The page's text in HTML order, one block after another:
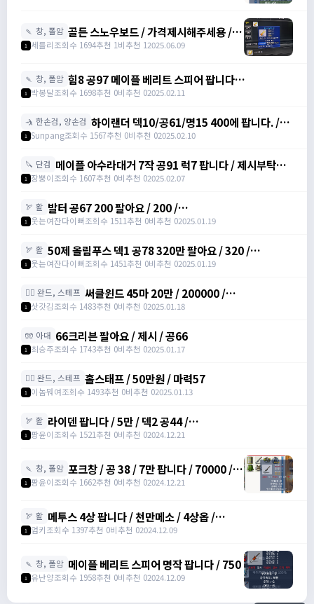
https://open.kakao.com/o/sdHYKEcg
🍡 창, 폴암 골든 스노우보드 / 가격제시해주세용 / 골
든 스노우보드 3강 STR3 공격력60 /
1 세를리조회수 1694추천 1비추천 12025.06.09
🍡 창, 폴암 힘8 공97 메이플 베리트 스피어 팝니다
https://open.kakao.com/o/gZBfyJ6f /
1 박봉달조회수 1698추천 0비추천 02025.02.11
🤺 한손검, 양손검 하이랜더 덱10/공61/명15 400에 팝니다. /
4000000
1 Sunpang조회수 1567추천 0비추천 02025.02.10
🔪 단검 메이플 아수라대거 7작 공91 럭7 팝니다 / 제시부탁드
려요 / 아수라대거
1 장뿡이조회수 1607추천 0비추천 02025.02.07
🏹 활 발터 공67 200 팔아요 / 200 /
https://open.kakao.com/o/sudvnjbh
1 웃는여잔다이뻐조회수 1511추천 0비추천 02025.01.19
🏹 활 50제 올림푸스 덱1 공78 320만 팔아요 / 320 /
https://open.kakao.com/o/sudvnjbh
1 웃는여잔다이뻐조회수 1451추천 0비추천 02025.01.19
🧙‍♀️ 완드, 스테프 써클윈드 45마 20만 / 200000 /
https://open.kakao.com/o/sqsdWdbh
1 삿갓김조회수 1483추천 0비추천 02025.01.18
🧤 아대 66크리븐 팔아요 / 제시 / 공66
1 최승주조회수 1743추천 0비추천 02025.01.17
🧙‍♀️ 완드, 스테프 홀스태프 / 50만원 / 마력57
1 이놈뭐여조회수 1493추천 0비추천 02025.01.13
🏹 활 라이덴 팝니다 / 5만 / 덱2 공44 /
https://open.kakao.com/o/szTBqf6g
1 팡윤이조회수 1521추천 0비추천 02024.12.21
🍡 창, 폴암 포크창 / 공 38 / 7만 팝니다 / 70000 /
포크 창 /
https://open.kakao.com/o/szTBqf6g
1 팡윤이조회수 1662추천 0비추천 02024.12.21
🏹 활 메투스 4상 팝니다 / 천만메소 / 4상옵 /
https://open.kakao.com/o/srDmv3Wf
1 엄키조회수 1397추천 0비추천 02024.12.09
🍡 창, 폴암 메이플 베리트 스피어 명작 팝니다 / 750
1 유난양조회수 1958추천 0비추천 02024.12.09